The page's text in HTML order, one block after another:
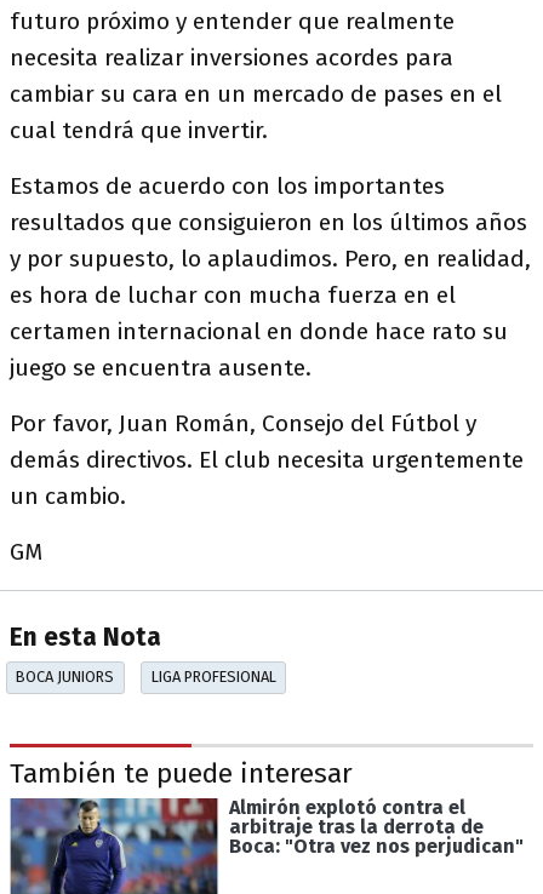
futuro próximo y entender que realmente
necesita realizar inversiones acordes para
cambiar su cara en un mercado de pases en el
cual tendrá que invertir.
Estamos de acuerdo con los importantes
resultados que consiguieron en los últimos años
y por supuesto, lo aplaudimos. Pero, en realidad,
es hora de luchar con mucha fuerza en el
certamen internacional en donde hace rato su
juego se encuentra ausente.
Por favor, Juan Román, Consejo del Fútbol y
demás directivos. El club necesita urgentemente
un cambio.
GM
En esta Nota
BOCA JUNIORS LIGA PROFESIONAL
También te puede interesar
Almirón explotó contra el
arbitraje tras la derrota de
Boca: "Otra vez nos perjudican"